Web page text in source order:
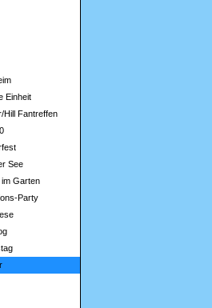
Einheit
Hill Fantreffen
See
Garten
Party